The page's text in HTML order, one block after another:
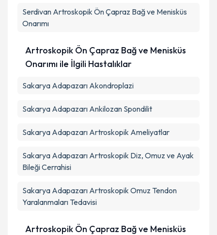
Serdivan Artroskopik Ön Çapraz Bağ ve Menisküs
Onarımı
Artroskopik Ön Çapraz Bağ ve Menisküs
Onarımı ile İlgili Hastalıklar
Sakarya Adapazarı Akondroplazi
Sakarya Adapazarı Ankilozan Spondilit
Sakarya Adapazarı Artroskopik Ameliyatlar
Sakarya Adapazarı Artroskopik Diz, Omuz ve Ayak
Bileği Cerrahisi
Sakarya Adapazarı Artroskopik Omuz Tendon
Yaralanmaları Tedavisi
Artroskopik Ön Çapraz Bağ ve Menisküs